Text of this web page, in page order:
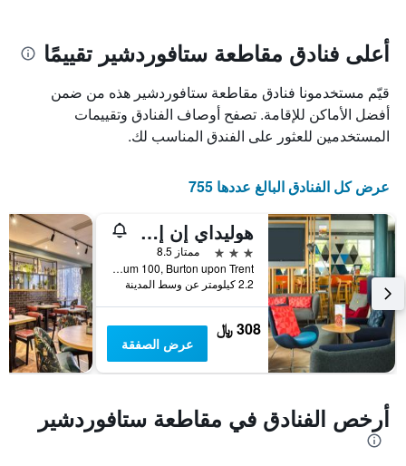
محور
الذي
يعرض
الأيام
الإقامة
يتضمن
المخطط
التالي
1
محور
Y
الذي
يعرض
متوسط
سعر
غرفة
أعلى فنادق مقاطعة ستافوردشير تقييمًا
قيّم مستخدمونا فنادق مقاطعة ستافوردشير هذه من ضمن
أفضل الأماكن للإقامة. تصفح أوصاف الفنادق وتقييمات
المستخدمين للعثور على الفندق المناسب لك.
عرض كل الفنادق البالغ عددها 755
هوليداي إن إكسبرس بيروتنون ايو وس، تاواتايبيٓي ايتش جي
3 نجوم
ممتاز 8.5
2nd Avenue Centrum 100, Burton upon Trent, المملكة المتحدة
2.2 كيلومتر عن وسط المدينة
308 ﷼
عرض الصفقة
أرخص الفنادق في مقاطعة ستافوردشير